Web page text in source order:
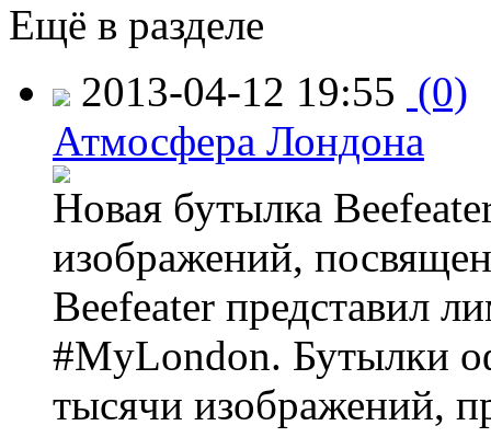
Ещё в разделе
2013-04-12 19:55 (0)
Атмосфера Лондона
Новая бутылка
изображений,
Beefeater представил
#MyLondon. Бутылки
тысячи изображений,